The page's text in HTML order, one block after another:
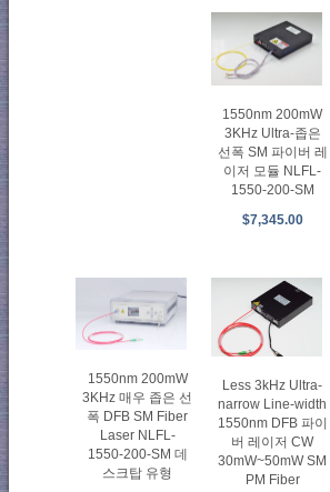
1550nm 200mW
3KHz Ultra-좁은
선폭 SM 파이버 레
이저 모듈 NLFL-
1550-200-SM
$7,345.00
1550nm 200mW
3KHz 매우 좁은 선
폭 DFB SM Fiber
Laser NLFL-
1550-200-SM 데
스크탑 유형
Less 3kHz Ultra-
narrow Line-width
1550nm DFB 파이
버 레이저 CW
30mW~50mW SM
PM Fiber